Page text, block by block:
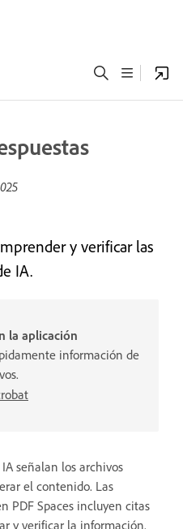
y verificar las
IA.
la aplicación
información de
señalan los archivos
el contenido. Las
PDF Spaces incluyen citas
y verificar la información.